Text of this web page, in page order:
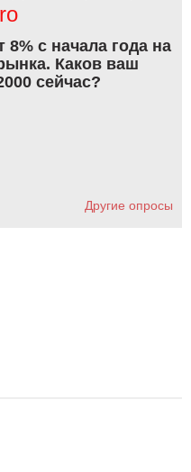
8% с начала года на
Каков ваш
сейчас?
Другие опросы